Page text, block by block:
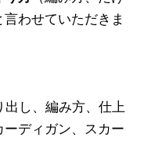
わせていただきま
出し、編み方、仕上
ディガン、スカー